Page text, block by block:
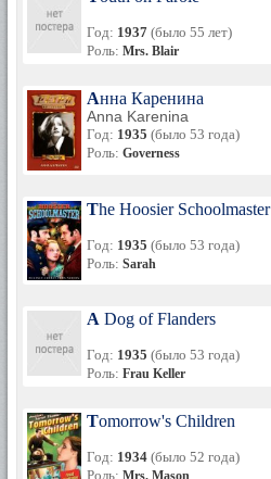
Год: 1937 (было 55 лет)
Роль: Mrs. Blair
Анна Каренина
Anna Karenina
Год: 1935 (было 53 года)
Роль: Governess
The Hoosier Schoolmaster
Год: 1935 (было 53 года)
Роль: Sarah
A Dog of Flanders
Год: 1935 (было 53 года)
Роль: Frau Keller
Tomorrow's Children
Год: 1934 (было 52 года)
Роль: Mrs. Mason